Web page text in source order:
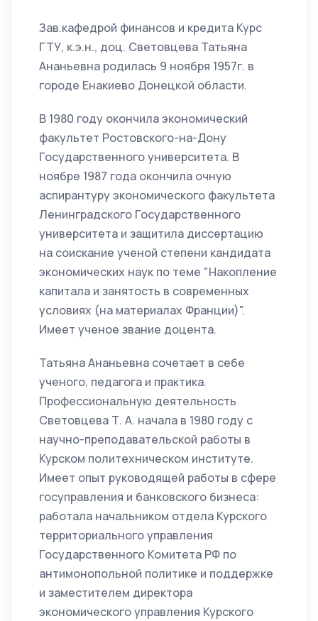
Зав.кафедрой финансов и кредита Курс
ГТУ, к.э.н., доц. Световцева Татьяна
Ананьевна родилась 9 ноября 1957г. в
городе Енакиево Донецкой области.
В 1980 году окончила экономический
факультет Ростовского-на-Дону
Государственного университета. В
ноябре 1987 года окончила очную
аспирантуру экономического факультета
Ленинградского Государственного
университета и защитила диссертацию
на соискание ученой степени кандидата
экономических наук по теме "Накопление
капитала и занятость в современных
условиях (на материалах Франции)".
Имеет ученое звание доцента.
Татьяна Ананьевна сочетает в себе
ученого, педагога и практика.
Профессиональную деятельность
Световцева Т. А. начала в 1980 году с
научно-преподавательской работы в
Курском политехническом институте.
Имеет опыт руководящей работы в сфере
госуправления и банковского бизнеса:
работала начальником отдела Курского
территориального управления
Государственного Комитета РФ по
антимонопольной политике и поддержке
и заместителем директора
экономического управления Курского